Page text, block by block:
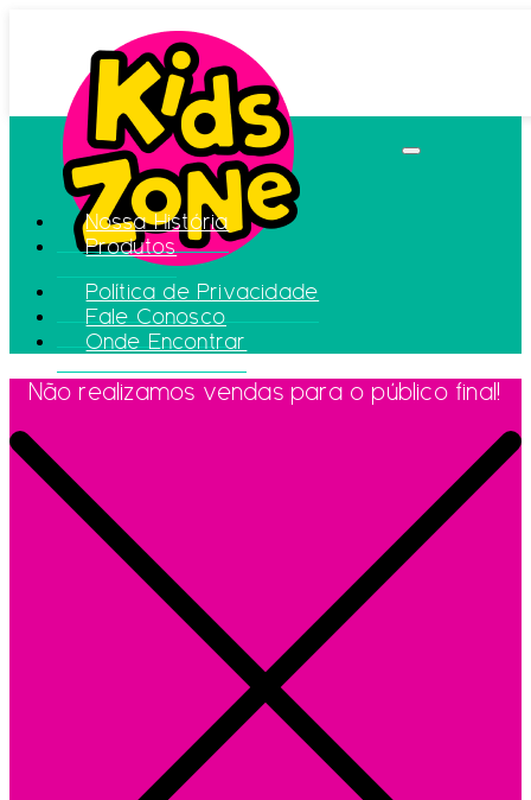
Nossa História
Produtos
Política de Privacidade
Fale Conosco
Onde Encontrar
Não realizamos vendas para o público final!